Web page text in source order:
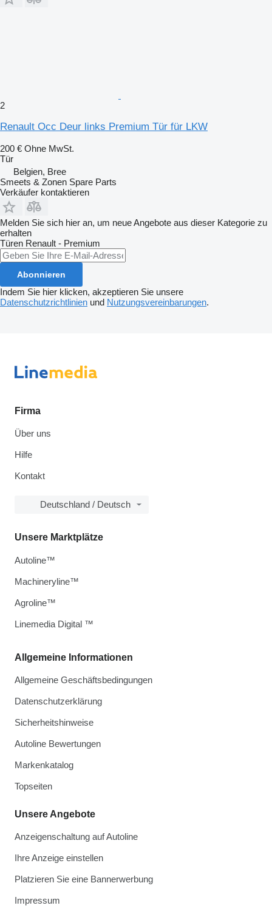
2
Renault Occ Deur links Premium Tür für LKW
200 € Ohne MwSt.
Tür
Belgien, Bree
Smeets & Zonen Spare Parts
Verkäufer kontaktieren
Melden Sie sich hier an, um neue Angebote aus dieser Kategorie zu
erhalten
Türen Renault - Premium
Abonnieren
Indem Sie hier klicken, akzeptieren Sie unsere
Datenschutzrichtlinien und Nutzungsvereinbarungen.
Firma
Über uns
Hilfe
Kontakt
Deutschland / Deutsch
Allgemeine Informationen
Allgemeine Geschäftsbedingungen
Datenschutzerklärung
Sicherheitshinweise
Autoline Bewertungen
Markenkatalog
Topseiten
Unsere Angebote
Anzeigenschaltung auf Autoline
Ihre Anzeige einstellen
Platzieren Sie eine Bannerwerbung
Impressum
Unsere Marktplätze
Autoline™
Machineryline™
Agroline™
Linemedia Digital ™